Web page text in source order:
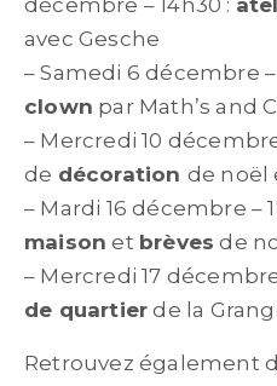
avec Gesche
– Samedi 6 décembre –
clown par Math’s and
– Mercredi 10
de décoration de noël
– Mardi 16 décembre –
maison et brèves de
– Mercredi 17
de quartier de la
Retrouvez également